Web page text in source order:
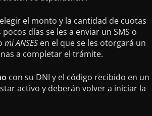
el monto y la cantidad de cuotas
días se les a enviar un SMS o
mi ANSES en el que se les otorgará un
a completar el trámite.
con su DNI y el código recibido en un
activo y deberán volver a iniciar la